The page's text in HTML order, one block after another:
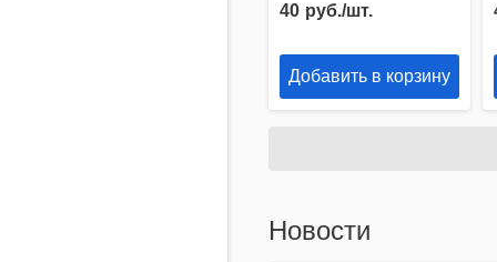
40 руб./шт.
Добавить в корзину
Новости